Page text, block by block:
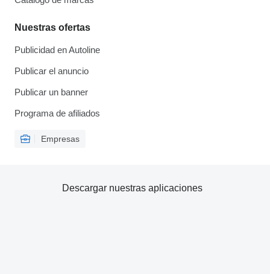
Nuestras ofertas
Publicidad en Autoline
Publicar el anuncio
Publicar un banner
Programa de afiliados
Empresas
Descargar nuestras aplicaciones